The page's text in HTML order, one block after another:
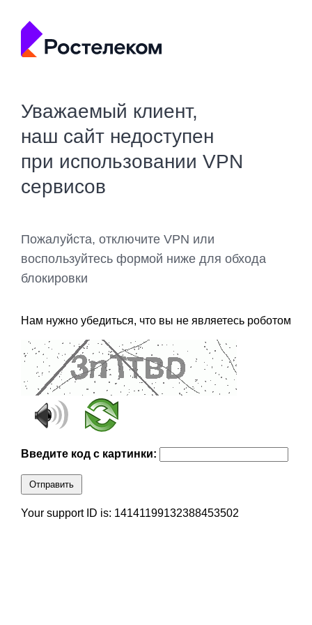
Уважаемый клиент,
наш сайт недоступен
при использовании VPN
сервисов
Пожалуйста, отключите VPN или
воспользуйтесь формой ниже для обхода
блокировки
Нам нужно убедиться, что вы не являетесь роботом
Введите код с картинки:
Отправить
Your support ID is: 14141199132388453502